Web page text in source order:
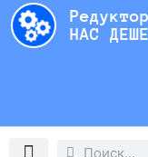
Перейти
содержимому
НАС
Search
Search